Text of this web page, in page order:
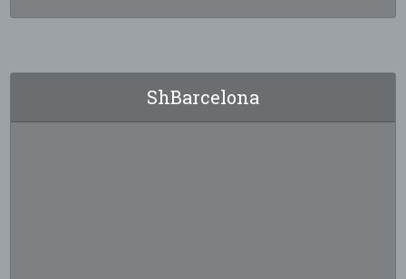
ShBarcelona